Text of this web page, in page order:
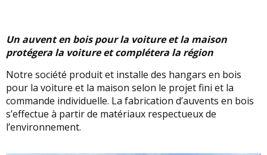
Un auvent en bois pour la voiture et la maison
protégera la voiture et complétera la région
Notre société produit et installe des hangars en bois
pour la voiture et la maison selon le projet fini et la
commande individuelle. La fabrication d’auvents en bois
s’effectue à partir de matériaux respectueux de
l’environnement.